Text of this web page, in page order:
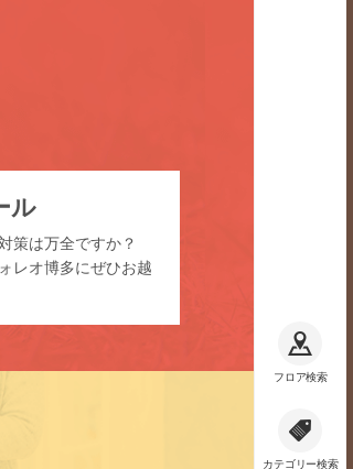
フロア検索
カテゴリー検索
ル
策は万全ですか？
レオ博多にぜひお越